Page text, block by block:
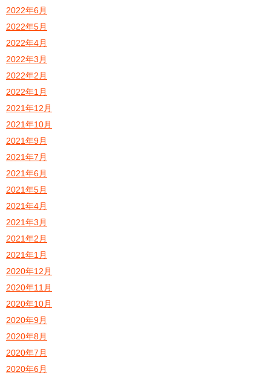
2022年6月
2022年5月
2022年4月
2022年3月
2022年2月
2022年1月
2021年12月
2021年10月
2021年9月
2021年7月
2021年6月
2021年5月
2021年4月
2021年3月
2021年2月
2021年1月
2020年12月
2020年11月
2020年10月
2020年9月
2020年8月
2020年7月
2020年6月